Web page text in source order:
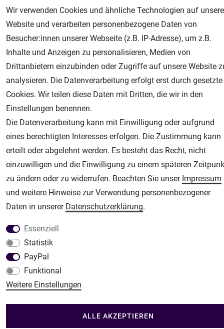
Airbrush-City
Fachhandel für: Airbrushpistolen, Kompressoren, Airbrushfarben
Modellbau-City
Modellbau Shop
Plotter-City
Schneideplotter, Transferpressen, Siebdruck und Plotterfolien
Im Shop Kaufen
Küchen Zubehör - Haus/Garten - Tierbedarf
Wir verwenden Cookies und ähnliche Technologien auf
Website und verarbeiten personenbezogene Daten von
Besucher:innen unserer Webseite (z.B. IP-Adresse), um z.B.
Inhalte und Anzeigen zu personalisieren, Medien von
Drittanbietern einzubinden oder Zugriffe auf unsere Website
analysieren. Die Datenverarbeitung erfolgt erst durch gesetzte
Cookies. Wir teilen diese Daten mit Dritten, die wir in den
Einstellungen benennen.
Die Datenverarbeitung kann mit Einwilligung oder aufgrund
eines berechtigten Interesses erfolgen. Die Zustimmung kann
erteilt oder abgelehnt werden. Es besteht das Recht, nicht
einzuwilligen und die Einwilligung zu einem späteren
zu ändern oder zu widerrufen. Beachten Sie unser Impressum
und weitere Hinweise zur Verwendung personenbezogener
Daten in unserer Daten­schutz­erklärung.
Essenziell
Statistik
PayPal
Funktional
Weitere Einstellungen
ALLE AKZEPTIEREN